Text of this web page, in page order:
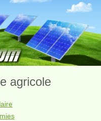
agricole